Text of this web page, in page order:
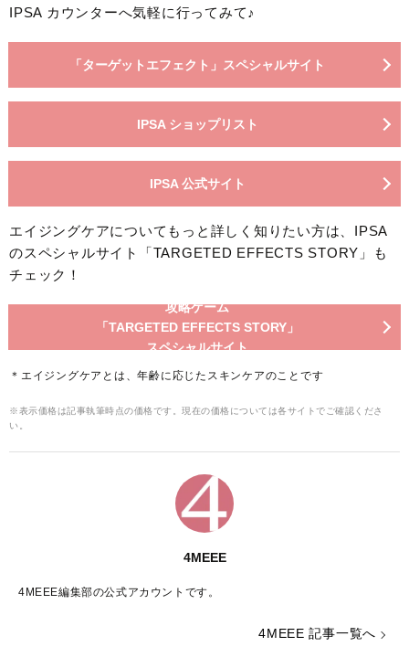
IPSA カウンターへ気軽に行ってみて♪
「ターゲットエフェクト」スペシャルサイト
IPSA ショップリスト
IPSA 公式サイト
エイジングケアについてもっと詳しく知りたい方は、IPSA
のスペシャルサイト「TARGETED EFFECTS STORY」も
チェック！
攻略ゲーム
「TARGETED EFFECTS STORY」
スペシャルサイト
＊エイジングケアとは、年齢に応じたスキンケアのことです
※表示価格は記事執筆時点の価格です。現在の価格については各サイトでご確認くださ
い。
4MEEE
4MEEE編集部の公式アカウントです。
4MEEE 記事一覧へ